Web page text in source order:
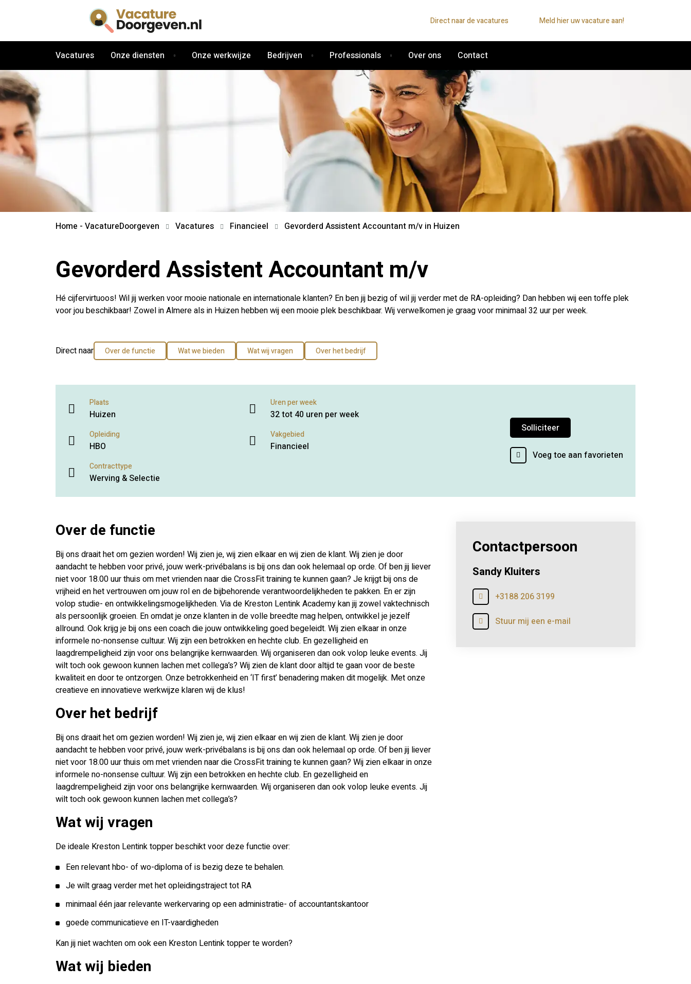
Direct naar de vacatures Meld hier uw vacature aan!
Vacatures Onze diensten Onze werkwijze Bedrijven Professionals Over ons Contact
Home - VacatureDoorgeven Vacatures Financieel Gevorderd Assistent Accountant m/v in Huizen
Gevorderd Assistent Accountant m/v
Hé cijfervirtuoos! Wil jij werken voor mooie nationale en internationale klanten? En ben jij bezig of wil jij verder met de RA-opleiding? Dan hebben wij een toffe plek
voor jou beschikbaar! Zowel in Almere als in Huizen hebben wij een mooie plek beschikbaar. Wij verwelkomen je graag voor minimaal 32 uur per week.
Direct naar Over de functie Wat we bieden Wat wij vragen Over het bedrijf
Plaats
Huizen
Uren per week
32 tot 40 uren per week
Opleiding
HBO
Vakgebied
Financieel
Contracttype
Werving & Selectie
Solliciteer
Voeg toe aan favorieten
Over de functie
Bij ons draait het om gezien worden! Wij zien je, wij zien elkaar en wij zien de klant. Wij zien je door
aandacht te hebben voor privé, jouw werk-privébalans is bij ons dan ook helemaal op orde. Of ben jij liever
niet voor 18.00 uur thuis om met vrienden naar die CrossFit training te kunnen gaan? Je krijgt bij ons de
vrijheid en het vertrouwen om jouw rol en de bijbehorende verantwoordelijkheden te pakken. En er zijn
volop studie- en ontwikkelingsmogelijkheden. Via de Kreston Lentink Academy kan jij zowel vaktechnisch
als persoonlijk groeien. En omdat je onze klanten in de volle breedte mag helpen, ontwikkel je jezelf
allround. Ook krijg je bij ons een coach die jouw ontwikkeling goed begeleidt. Wij zien elkaar in onze
informele no-nonsense cultuur. Wij zijn een betrokken en hechte club. En gezelligheid en
laagdrempeligheid zijn voor ons belangrijke kernwaarden. Wij organiseren dan ook volop leuke events. Jij
wilt toch ook gewoon kunnen lachen met collega’s? Wij zien de klant door altijd te gaan voor de beste
kwaliteit en door te ontzorgen. Onze betrokkenheid en ‘IT first’ benadering maken dit mogelijk. Met onze
creatieve en innovatieve werkwijze klaren wij de klus!
Over het bedrijf
Bij ons draait het om gezien worden! Wij zien je, wij zien elkaar en wij zien de klant. Wij zien je door
aandacht te hebben voor privé, jouw werk-privébalans is bij ons dan ook helemaal op orde. Of ben jij liever
niet voor 18.00 uur thuis om met vrienden naar die CrossFit training te kunnen gaan? Wij zien elkaar in onze
informele no-nonsense cultuur. Wij zijn een betrokken en hechte club. En gezelligheid en
laagdrempeligheid zijn voor ons belangrijke kernwaarden. Wij organiseren dan ook volop leuke events. Jij
wilt toch ook gewoon kunnen lachen met collega’s?
Wat wij vragen
De ideale Kreston Lentink topper beschikt voor deze functie over:
Een relevant hbo- of wo-diploma of is bezig deze te behalen.
Je wilt graag verder met het opleidingstraject tot RA
minimaal één jaar relevante werkervaring op een administratie- of accountantskantoor
goede communicatieve en IT-vaardigheden
Kan jij niet wachten om ook een Kreston Lentink topper te worden?
Wat wij bieden
Contactpersoon
Sandy Kluiters
+3188 206 3199
Stuur mij een e-mail